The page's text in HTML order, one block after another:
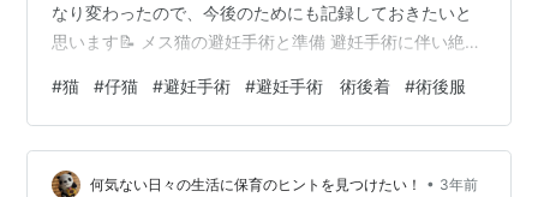
なり変わったので、今後のためにも記録しておきたいと
思います📝 メス猫の避妊手術と準備 避妊手術に伴い絶
る メス猫の避妊手術後と生活や費用 ちなみに蕾の避妊手
術後はというと… 替えの術後服を作った話 抜糸までの状
態と抜糸後や傷口について まとめ メス猫の避妊手術と準
備 避妊・去勢手術と言えば、絶食・絶水の指示がありま
#猫 #仔猫 #避妊手術 #避妊手術 術後着 #術後服
何気ない日々の生活に保育のヒントを見つけたい！ • 3年前